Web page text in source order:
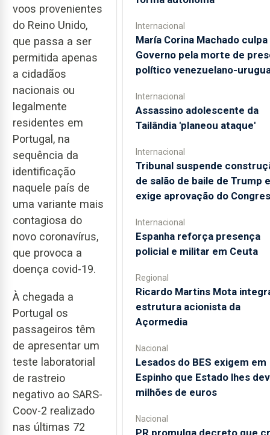
voos provenientes
do Reino Unido,
que passa a ser
permitida apenas
a cidadãos
nacionais ou
legalmente
residentes em
Portugal, na
sequência da
identificação
naquele país de
uma variante mais
contagiosa do
novo coronavírus,
que provoca a
doença covid-19.
À chegada a
Portugal os
passageiros têm
de apresentar um
teste laboratorial
de rastreio
negativo ao SARS-
Coov-2 realizado
nas últimas 72
Internacional
María Corina Machado culpa
Governo pela morte de
político venezuelano-
Internacional
Assassino adolescente da
Tailândia 'planeou ataque'
Internacional
Tribunal suspende
de salão de baile de Trump e
exige aprovação do
Internacional
Espanha reforça presença
policial e militar em Ceuta
Regional
Ricardo Martins Mota
estrutura acionista da
Açormedia
Nacional
Lesados do BES exigem em
Espinho que Estado lhes
milhões de euros
Nacional
PR promulga decreto que